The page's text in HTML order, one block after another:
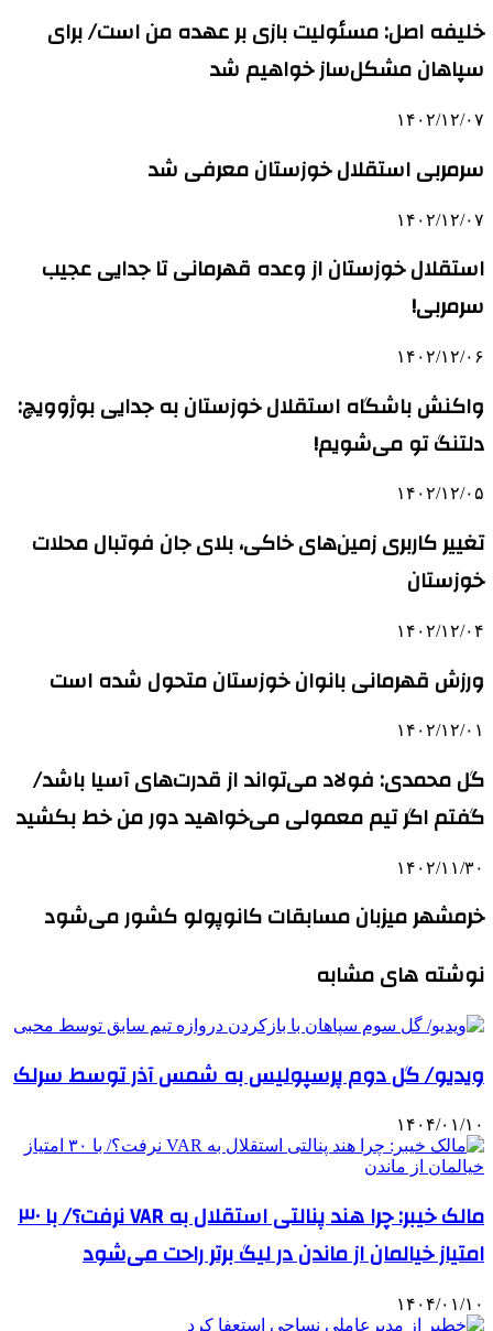
خلیفه اصل: مسئولیت بازی بر عهده من است/ برای
سپاهان مشکل‌ساز خواهیم شد
۱۴۰۲/۱۲/۰۷
سرمربی استقلال خوزستان معرفی شد
۱۴۰۲/۱۲/۰۷
استقلال خوزستان از وعده قهرمانی تا جدایی عجیب
سرمربی!
۱۴۰۲/۱۲/۰۶
واکنش باشگاه استقلال خوزستان به جدایی بوژوویچ:
دلتنگ تو می‌شویم!
۱۴۰۲/۱۲/۰۵
تغییر کاربری زمین‌های خاکی، بلای جان فوتبال محلات
‌خوزستان
۱۴۰۲/۱۲/۰۴
ورزش قهرمانی بانوان خوزستان متحول شده است
۱۴۰۲/۱۲/۰۱
گل محمدی: فولاد می‌تواند از قدرت‌های آسیا باشد/
گفتم اگر تیم معمولی می‌خواهید دور من خط بکشید
۱۴۰۲/۱۱/۳۰
خرمشهر میزبان مسابقات کانوپولو کشور می‌شود
نوشته های مشابه
ویدیو/ گل دوم پرسپولیس به شمس آذر توسط سرلک
۱۴۰۴/۰۱/۱۰
مالک خیبر: چرا هند پنالتی استقلال به VAR نرفت؟/ با ۳۰
امتیاز خیالمان از ماندن در لیگ برتر راحت می‌شود
۱۴۰۴/۰۱/۱۰